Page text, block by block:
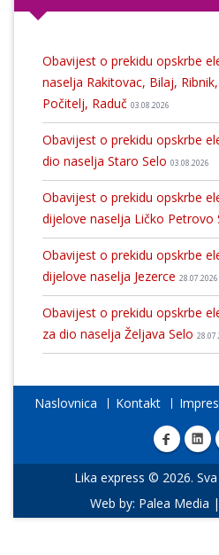
Obavijest o prekidu opskrbe
naselja Rakitovac, Bilaj,
Počitelj, Raduč 03.08.2026
Obavijest o prekidu opskrbe
dio naselja Staro Selo 03.08.2026
Obavijest o prekidu opskrbe
dijelove naselja Ličko Petrovo
Obavijest o prekidu opskrbe
dijelove naselja Jezerce 28.07.2026
Obavijest o prekidu opskrbe
za dio naselja Željava Selo
Naslovnica Kontakt
Lika express © 2026.
Web by: Palea Media